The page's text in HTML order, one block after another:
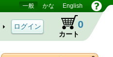
一般 かな English
カート
0